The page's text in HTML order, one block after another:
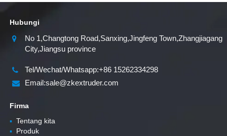
Hubungi
No 1,Changtong Road,Sanxing,Jingfeng Town,Zhangjiagang
City,Jiangsu province
Tel/Wechat/Whatsapp:+86 15262334298
Email:sale@zkextruder.com
Firma
▪Tentang kita
▪Produk